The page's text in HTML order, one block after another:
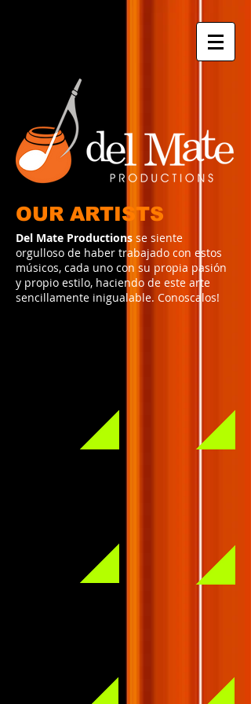
OUR ARTISTS
Del Mate Productions se siente
orgulloso de haber trabajado con estos
músicos, cada uno con su propia pasión
y propio estilo, haciendo de este arte
sencillamente inigualable. Conoscalos!